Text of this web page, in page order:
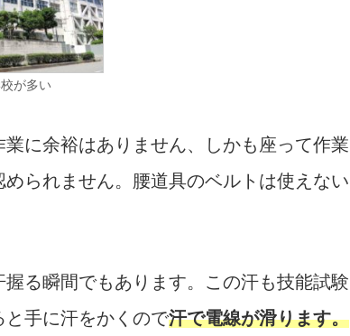
が多い
に余裕はありません、しかも座って作業
られません。腰道具のベルトは使えない
る瞬間でもあります。この汗も技能試験
手に汗をかくので汗で電線が滑ります。